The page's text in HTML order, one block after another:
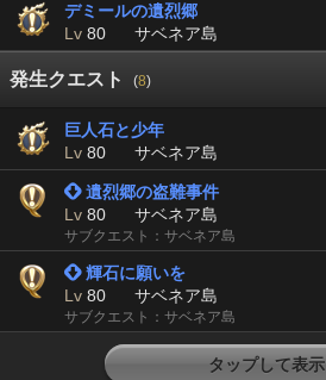
デミールの遺烈郷
Lv 80 サベネア島
発生クエスト (8)
巨人石と少年
Lv 80 サベネア島
 遺烈郷の盗難事件
Lv 80 サベネア島
サブクエスト：サベネア島
 輝石に願いを
Lv 80 サベネア島
サブクエスト：サベネア島
タップして表示